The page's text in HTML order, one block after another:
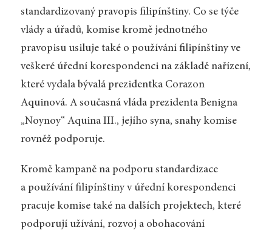
standardizovaný pravopis filipínštiny. Co se týče
vlády a úřadů, komise kromě jednotného
pravopisu usiluje také o používání filipínštiny ve
veškeré úřední korespondenci na základě nařízení,
které vydala bývalá prezidentka Corazon
Aquinová. A současná vláda prezidenta Benigna
„Noynoy“ Aquina III., jejího syna, snahy komise
rovněž podporuje.
Kromě kampaně na podporu standardizace
a používání filipínštiny v úřední korespondenci
pracuje komise také na dalších projektech, které
podporují užívání, rozvoj a obohacování